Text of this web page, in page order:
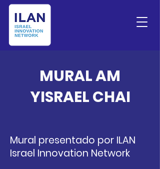
MURAL AM
YISRAEL CHAI
Mural presentado por ILAN
Israel Innovation Network